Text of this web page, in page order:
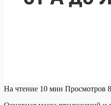
На чтение 10 мин Просмотров